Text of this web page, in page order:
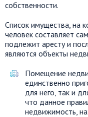
собственности.
Список имущества, на
человек составляет
подлежит аресту и
являются объекты
Помещение
единственно
для него, так и
что данное
недвижимость,